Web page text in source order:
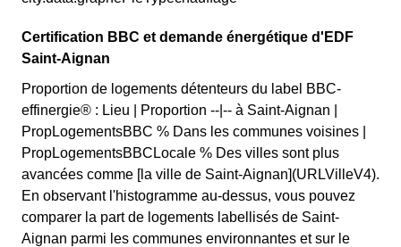
Certification BBC et demande énergétique d'EDF
Saint-Aignan
Proportion de logements détenteurs du label BBC-
effinergie® : Lieu | Proportion --|-- à Saint-Aignan |
PropLogementsBBC % Dans les communes voisines |
PropLogementsBBCLocale % Des villes sont plus
avancées comme [la ville de Saint-Aignan](URLVilleV4).
En observant l'histogramme au-dessus, vous pouvez
comparer la part de logements labellisés de Saint-
Aignan parmi les communes environnantes et sur le